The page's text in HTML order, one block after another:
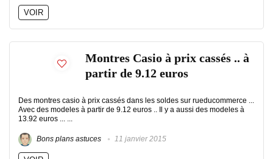
VOIR
Montres Casio à prix cassés .. à
partir de 9.12 euros
Des montres casio à prix cassés dans les soldes sur rueducommerce ...
Avec des modeles à partir de 9.12 euros .. Il y a aussi des modeles à
13.92 euros ... ...
Bons plans astuces 11 janvier 2015